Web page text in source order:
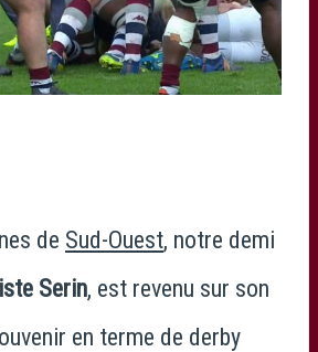
de Sud-Ouest, notre demi
Serin, est revenu sur son
en terme de derby